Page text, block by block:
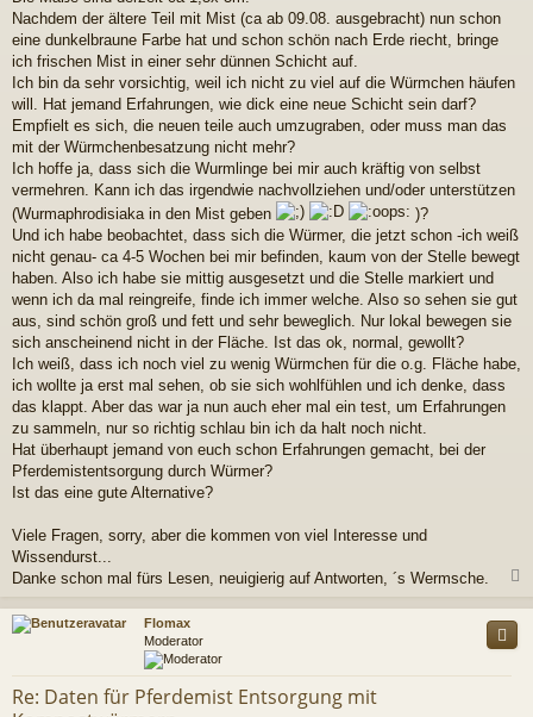
Nachdem der ältere Teil mit Mist (ca ab 09.08. ausgebracht) nun schon
eine dunkelbraune Farbe hat und schon schön nach Erde riecht, bringe
ich frischen Mist in einer sehr dünnen Schicht auf.
Ich bin da sehr vorsichtig, weil ich nicht zu viel auf die Würmchen häufen
will. Hat jemand Erfahrungen, wie dick eine neue Schicht sein darf?
Empfielt es sich, die neuen teile auch umzugraben, oder muss man das
mit der Würmchenbesatzung nicht mehr?
Ich hoffe ja, dass sich die Wurmlinge bei mir auch kräftig von selbst
vermehren. Kann ich das irgendwie nachvollziehen und/oder unterstützen
(Wurmaphrodisiaka in den Mist geben
)?
Und ich habe beobachtet, dass sich die Würmer, die jetzt schon -ich weiß
nicht genau- ca 4-5 Wochen bei mir befinden, kaum von der Stelle bewegt
haben. Also ich habe sie mittig ausgesetzt und die Stelle markiert und
wenn ich da mal reingreife, finde ich immer welche. Also so sehen sie gut
aus, sind schön groß und fett und sehr beweglich. Nur lokal bewegen sie
sich anscheinend nicht in der Fläche. Ist das ok, normal, gewollt?
Ich weiß, dass ich noch viel zu wenig Würmchen für die o.g. Fläche habe,
ich wollte ja erst mal sehen, ob sie sich wohlfühlen und ich denke, dass
das klappt. Aber das war ja nun auch eher mal ein test, um Erfahrungen
zu sammeln, nur so richtig schlau bin ich da halt noch nicht.
Hat überhaupt jemand von euch schon Erfahrungen gemacht, bei der
Pferdemistentsorgung durch Würmer?
Ist das eine gute Alternative?
Viele Fragen, sorry, aber die kommen von viel Interesse und
Wissendurst...
Danke schon mal fürs Lesen, neuigierig auf Antworten, ´s Wermsche.
c
Flomax
Moderator
Re: Daten für Pferdemist Entsorgung mit